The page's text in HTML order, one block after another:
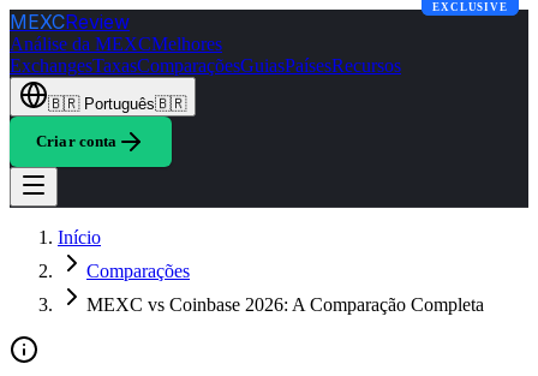
MEXCReview
Análise da MEXCMelhores
ExchangesTaxasComparaçõesGuiasPaísesRecursos
🇧🇷 Português🇧🇷
Criar conta
Início
Comparações
MEXC vs Coinbase 2026: A Comparação Completa
EXCLUSIVE
EXCLUSIVE